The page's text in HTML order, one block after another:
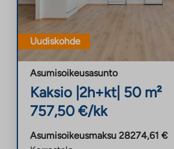
Uudiskohde
Asumisoikeusasunto
Kaksio 2h+kt| 50 m²
757,50 €/kk
Asumisoikeusmaksu 28274,61 €